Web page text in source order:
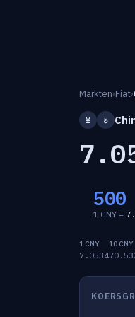
Markten›Fiat›
¥ ₺
1 CNY =
1 CNY
7.0534
10 CNY